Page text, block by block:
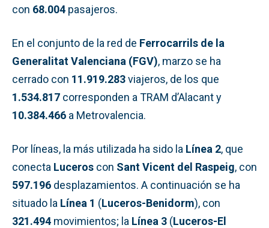
con 68.004 pasajeros.
En el conjunto de la red de Ferrocarrils de la
Generalitat Valenciana (FGV), marzo se ha
cerrado con 11.919.283viajeros, de los que
1.534.817 corresponden a TRAM d’Alacant y
10.384.466 a Metrovalencia.
Por líneas, la más utilizada ha sido la Línea 2, que
conecta Luceros con Sant Vicent del Raspeig, con
597.196 desplazamientos. A continuación se ha
situado la Línea 1 (Luceros-Benidorm), con
321.494 movimientos; la Línea 3 (Luceros-El